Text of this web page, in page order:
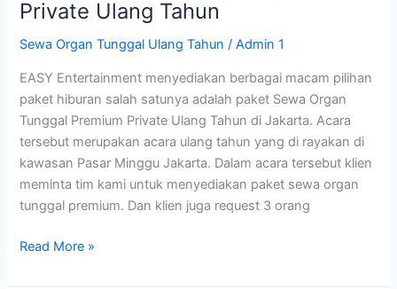
Private Ulang Tahun
Sewa Organ Tunggal Ulang Tahun /Admin 1
EASY Entertainment menyediakan berbagai macam pilihan
paket hiburan salah satunya adalah paket Sewa Organ
Tunggal Premium Private Ulang Tahun di Jakarta. Acara
tersebut merupakan acara ulang tahun yang di rayakan di
kawasan Pasar Minggu Jakarta. Dalam acara tersebut klien
meminta tim kami untuk menyediakan paket sewa organ
tunggal premium. Dan klien juga request 3 orang
Premium
Ulang
Read More »